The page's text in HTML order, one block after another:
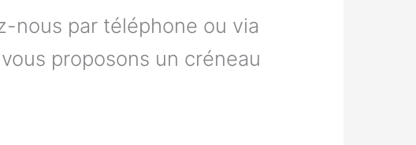
nous par téléphone ou via
proposons un créneau